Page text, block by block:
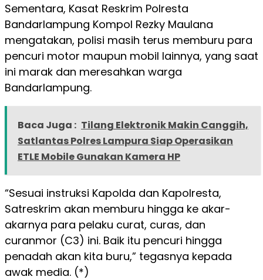
Sementara, Kasat Reskrim Polresta
Bandarlampung Kompol Rezky Maulana
mengatakan, polisi masih terus memburu para
pencuri motor maupun mobil lainnya, yang saat
ini marak dan meresahkan warga
Bandarlampung.
Baca Juga : Tilang Elektronik Makin Canggih,
Satlantas Polres Lampura Siap Operasikan
ETLE Mobile Gunakan Kamera HP
“Sesuai instruksi Kapolda dan Kapolresta,
Satreskrim akan memburu hingga ke akar-
akarnya para pelaku curat, curas, dan
curanmor (C3) ini. Baik itu pencuri hingga
penadah akan kita buru,” tegasnya kepada
awak media. (*)